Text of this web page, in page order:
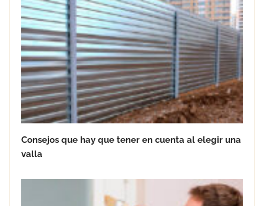
Consejos que hay que tener en cuenta al elegir una
valla